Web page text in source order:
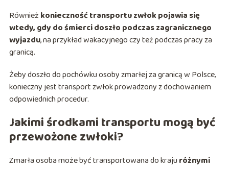
Również konieczność transportu zwłok pojawia się
wtedy, gdy do śmierci doszło podczas zagranicznego
wyjazdu, na przykład wakacyjnego czy też podczas pracy za
granicą.
Żeby doszło do pochówku osoby zmarłej za granicą w Polsce,
konieczny jest transport zwłok prowadzony z dochowaniem
odpowiednich procedur.
Jakimi środkami transportu mogą być
przewożone zwłoki?
Zmarła osoba może być transportowana do krajuróżnymi